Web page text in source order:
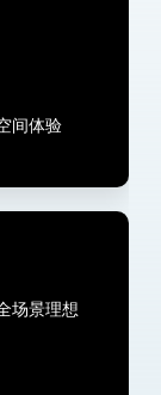
间体验
场景理想